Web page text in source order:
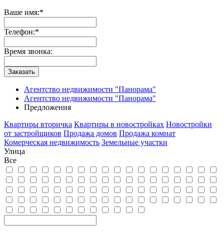
Ваше имя:*
Телефон:*
Время звонка:
Заказать
Агентство недвижимости "Панорама"
Агентство недвижимости "Панорама"
Предложения
Квартиры вторичка Квартиры в новостройках Новостройки
от застройщиков Продажа домов Продажа комнат
Комерческая недвижимость Земельные участки
Улица
Все